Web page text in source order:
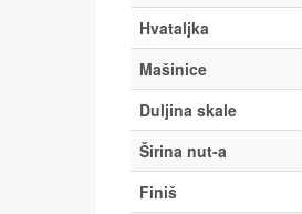
Hvataljka
Mašinice
Duljina skale
Širina nut-a
Finiš